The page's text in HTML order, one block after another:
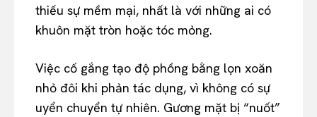
thiếu sự mềm mại, nhất là với những ai có
khuôn mặt tròn hoặc tóc mỏng.
Việc cố gắng tạo độ phồng bằng lọn xoăn
nhỏ đôi khi phản tác dụng, vì không có sự
uyển chuyển tự nhiên. Gương mặt bị “nuốt”